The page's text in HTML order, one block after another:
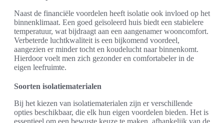
Naast de financiële voordelen heeft isolatie ook invloed op het
binnenklimaat. Een goed geïsoleerd huis biedt een stabielere
temperatuur, wat bijdraagt aan een aangenamer wooncomfort.
Verbeterde luchtkwaliteit is een bijkomend voordeel,
aangezien er minder tocht en koudelucht naar binnenkomt.
Hierdoor voelt men zich gezonder en comfortabeler in de
eigen leefruimte.
Soorten isolatiematerialen
Bij het kiezen van isolatiematerialen zijn er verschillende
opties beschikbaar, die elk hun eigen voordelen bieden. Het is
essentieel om een bewuste keuze te maken, afhankelijk van de